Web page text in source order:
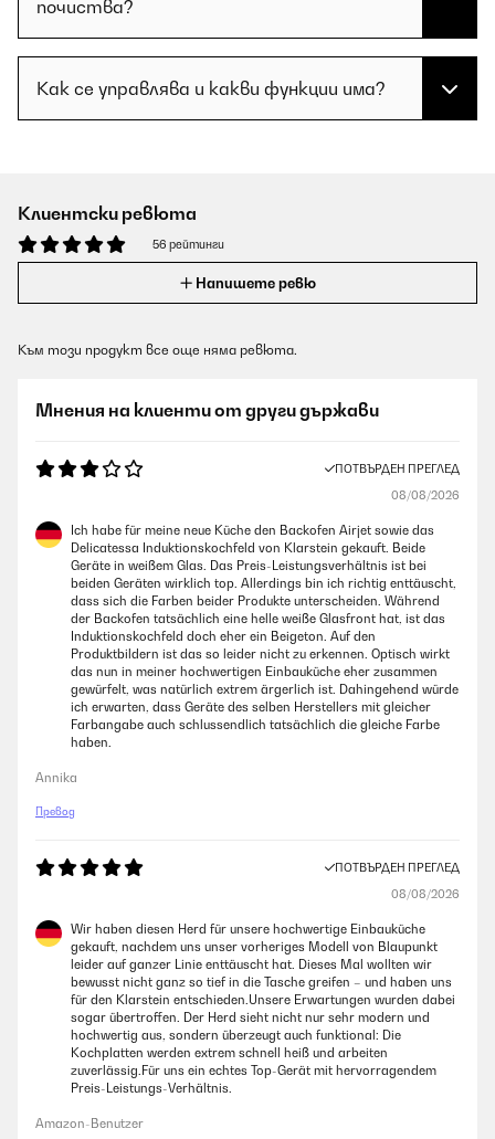
почиства?
Как се управлява и какви функции има?
Клиентски ревюта
56 рейтинги
Напишете ревю
Към този продукт все още няма ревюта.
Мнения на клиенти от други държави
ПОТВЪРДЕН ПРЕГЛЕД
08/08/2026
Ich habe für meine neue Küche den Backofen Airjet sowie das
Delicatessa Induktionskochfeld von Klarstein gekauft. Beide
Geräte in weißem Glas. Das Preis-Leistungsverhältnis ist bei
beiden Geräten wirklich top. Allerdings bin ich richtig enttäuscht,
dass sich die Farben beider Produkte unterscheiden. Während
der Backofen tatsächlich eine helle weiße Glasfront hat, ist das
Induktionskochfeld doch eher ein Beigeton. Auf den
Produktbildern ist das so leider nicht zu erkennen. Optisch wirkt
das nun in meiner hochwertigen Einbauküche eher zusammen
gewürfelt, was natürlich extrem ärgerlich ist. Dahingehend würde
ich erwarten, dass Geräte des selben Herstellers mit gleicher
Farbangabe auch schlussendlich tatsächlich die gleiche Farbe
haben.
Annika
Превод
ПОТВЪРДЕН ПРЕГЛЕД
08/08/2026
Wir haben diesen Herd für unsere hochwertige Einbauküche
gekauft, nachdem uns unser vorheriges Modell von Blaupunkt
leider auf ganzer Linie enttäuscht hat. Dieses Mal wollten wir
bewusst nicht ganz so tief in die Tasche greifen – und haben uns
für den Klarstein entschieden.Unsere Erwartungen wurden dabei
sogar übertroffen. Der Herd sieht nicht nur sehr modern und
hochwertig aus, sondern überzeugt auch funktional: Die
Kochplatten werden extrem schnell heiß und arbeiten
zuverlässig.Für uns ein echtes Top-Gerät mit hervorragendem
Preis-Leistungs-Verhältnis.
Amazon-Benutzer